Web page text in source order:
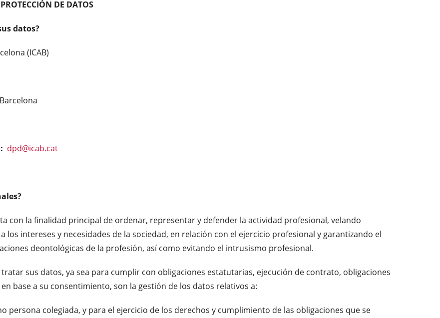
DE DATOS
datos?
(ICAB)
dpd@icab.cat
con la finalidad principal de ordenar, representar y defender la actividad profesional, velando
los intereses y necesidades de la sociedad, en relación con el ejercicio profesional y garantizando el
deontológicas de la profesión, así como evitando el intrusismo profesional.
sus datos, ya sea para cumplir con obligaciones estatutarias, ejecución de contrato, obligaciones
base a su consentimiento, son la gestión de los datos relativos a:
persona colegiada, y para el ejercicio de los derechos y cumplimiento de las obligaciones que se